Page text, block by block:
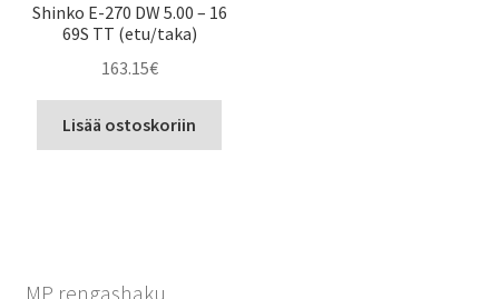
Shinko E-270 DW 5.00 – 16
69S TT (etu/taka)
163.15€
Lisää ostoskoriin
MP rengashaku